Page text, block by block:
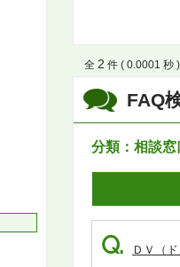
FAQ
分類：相談窓
全 2 件 ( 0.0001 秒 )
Q. ＤＶ（